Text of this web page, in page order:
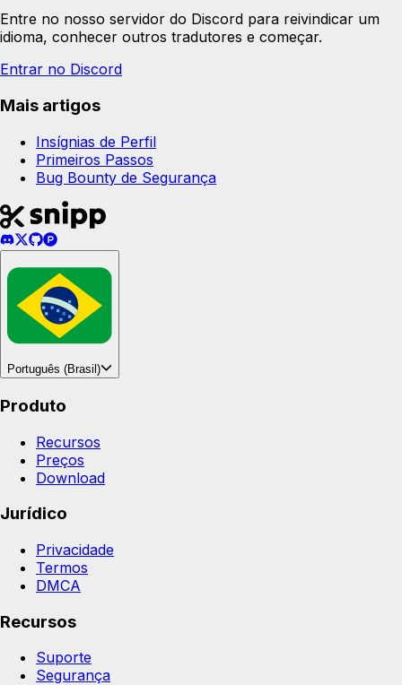
Entre no nosso servidor do Discord para reivindicar um
idioma, conhecer outros tradutores e começar.
Entrar no Discord
Mais artigos
Insígnias de Perfil
Primeiros Passos
Bug Bounty de Segurança
Português (Brasil)
Produto
Recursos
Preços
Download
Jurídico
Privacidade
Termos
DMCA
Recursos
Suporte
Segurança